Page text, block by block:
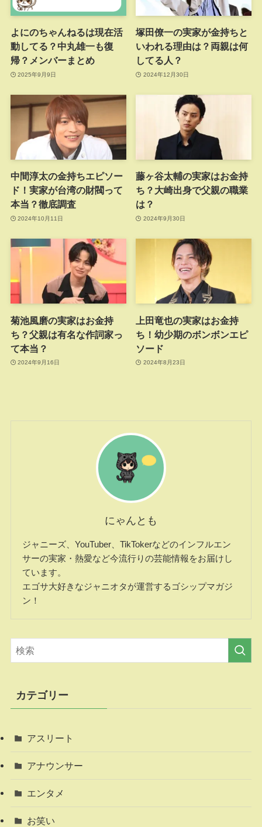
よにのちゃんねるは現在活
動してる？中丸雄一も復
帰？メンバーまとめ
2025年9月9日
塚田僚一の実家が金持ちと
いわれる理由は？両親は何
してる人？
2024年12月30日
中間淳太の金持ちエピソー
ド！実家が台湾の財閥って
本当？徹底調査
2024年10月11日
藤ヶ谷太輔の実家はお金持
ち？大崎出身で父親の職業
は？
2024年9月30日
菊池風磨の実家はお金持
ち？父親は有名な作詞家っ
て本当？
2024年9月16日
上田竜也の実家はお金持
ち！幼少期のボンボンエピ
ソード
2024年8月23日
にゃんとも
ジャニーズ、YouTuber、TikTokerなどのインフルエン
サーの実家・熱愛など今流行りの芸能情報をお届けし
ています。
エゴサ大好きなジャニオタが運営するゴシップマガジ
ン！
カテゴリー
アスリート
アナウンサー
エンタメ
お笑い